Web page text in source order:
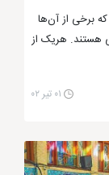
برای
می توانید
کیفیت خوب
برخی از آن‌ها
هستند. هریک از
۰۱ تیر ۰۲